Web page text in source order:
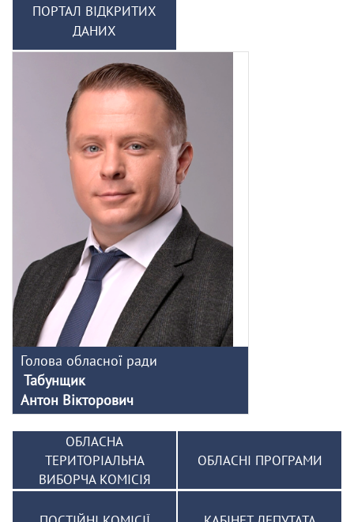
ПОРТАЛ ВІДКРИТИХ
ДАНИХ
Голова обласної ради
Табунщик
Антон Вікторович
ОБЛАСНА
ТЕРИТОРІАЛЬНА
ВИБОРЧА КОМІСІЯ
ОБЛАСНІ ПРОГРАМИ